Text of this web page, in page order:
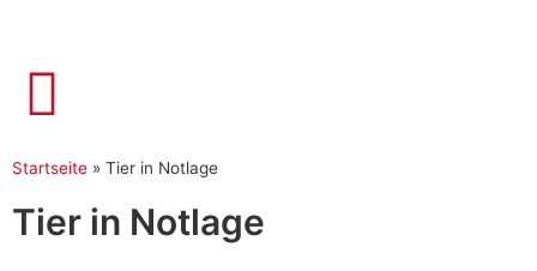
Startseite » Tier in Notlage
Tier in Notlage